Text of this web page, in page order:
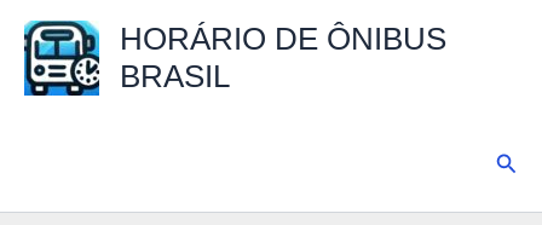
para
HORÁRIO DE ÔNIBUS
BRASIL